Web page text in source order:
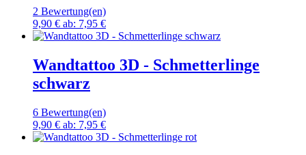
2 Bewertung(en)
9,90 € ab: 7,95 €
Wandtattoo 3D - Schmetterlinge
schwarz
6 Bewertung(en)
9,90 € ab: 7,95 €